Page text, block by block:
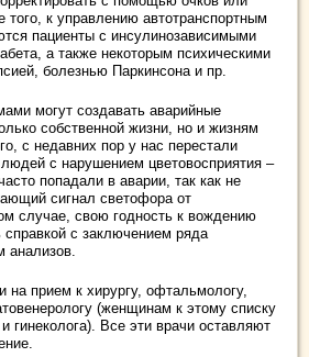
того, к управлению автотранспортным
пациенты с инсулинозависимыми
а также некоторым психическими
болезнью Паркинсона и пр.
могут создавать аварийные
собственной жизни, но и жизням
с недавних пор у нас перестали
с нарушением цветовосприятия –
попадали в аварии, так как не
сигнал светофора от
случае, свою годность к вождению
справкой с заключением ряда
анализов.
на прием к хирургу, офтальмологу,
(женщинам к этому списку
гинеколога). Все эти врачи оставляют